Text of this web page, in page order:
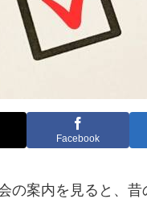
Facebook
の案内を見ると、